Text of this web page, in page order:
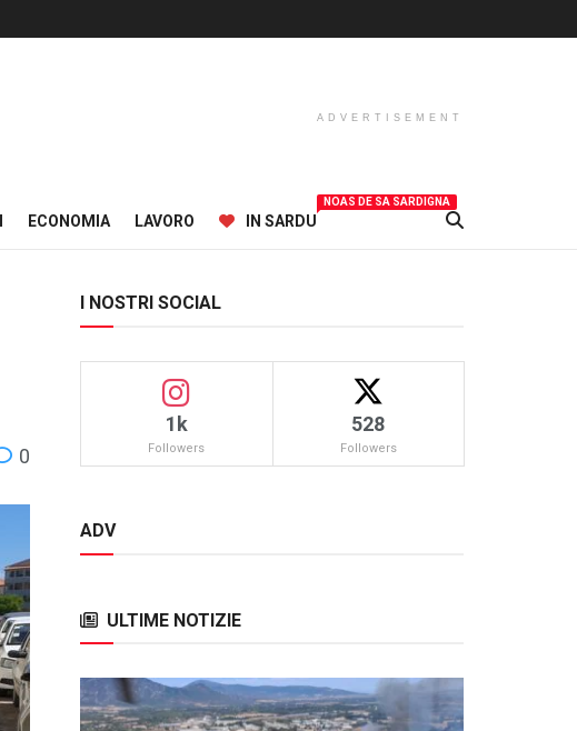
ADVERTISEMENT
ECONOMIA LAVORO IN SARDU
NOAS DE SA SARDIGNA
0
I NOSTRI SOCIAL
1k
Followers
528
Followers
ADV
ULTIME NOTIZIE